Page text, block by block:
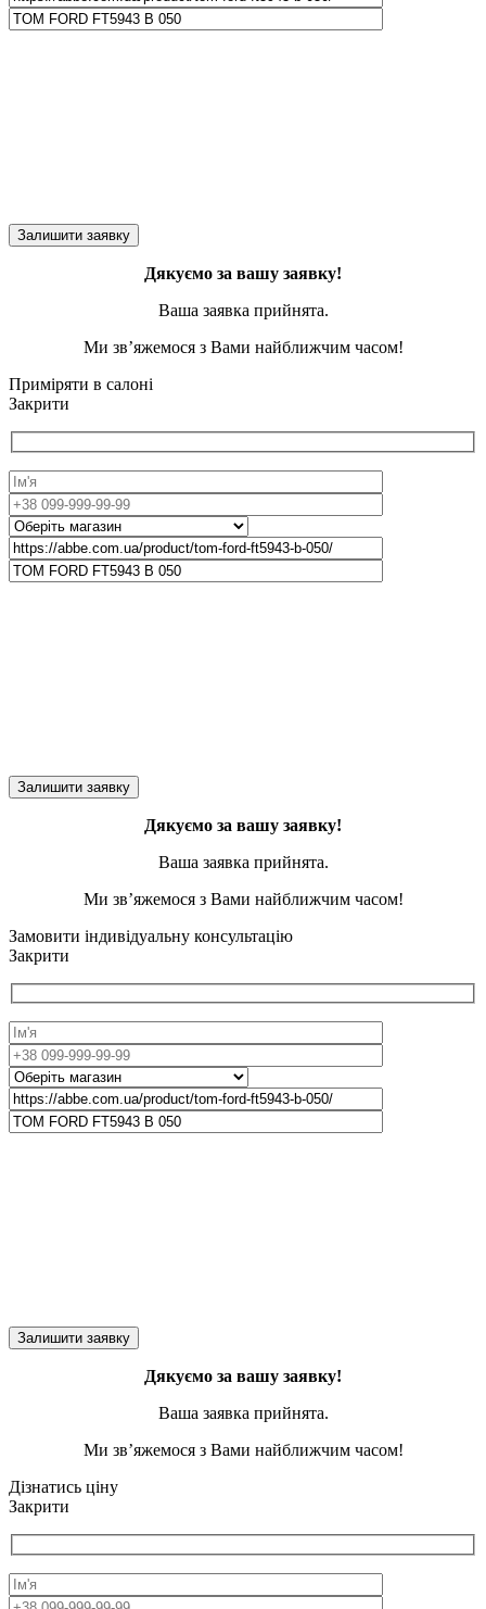
Дякуємо за вашу заявку!
Ваша заявка прийнята.
Ми зв’яжемося з Вами найближчим часом!
Приміряти в салоні
Закрити
Дякуємо за вашу заявку!
Ваша заявка прийнята.
Ми зв’яжемося з Вами найближчим часом!
Замовити індивідуальну консультацію
Закрити
Дякуємо за вашу заявку!
Ваша заявка прийнята.
Ми зв’яжемося з Вами найближчим часом!
Дізнатись ціну
Закрити